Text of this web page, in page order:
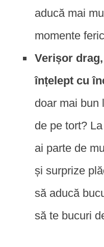
aducă mai
momente
Verișor
înțelept cu
doar mai bun
de pe tort?
ai parte de
și surprize
să aducă
să te bucuri